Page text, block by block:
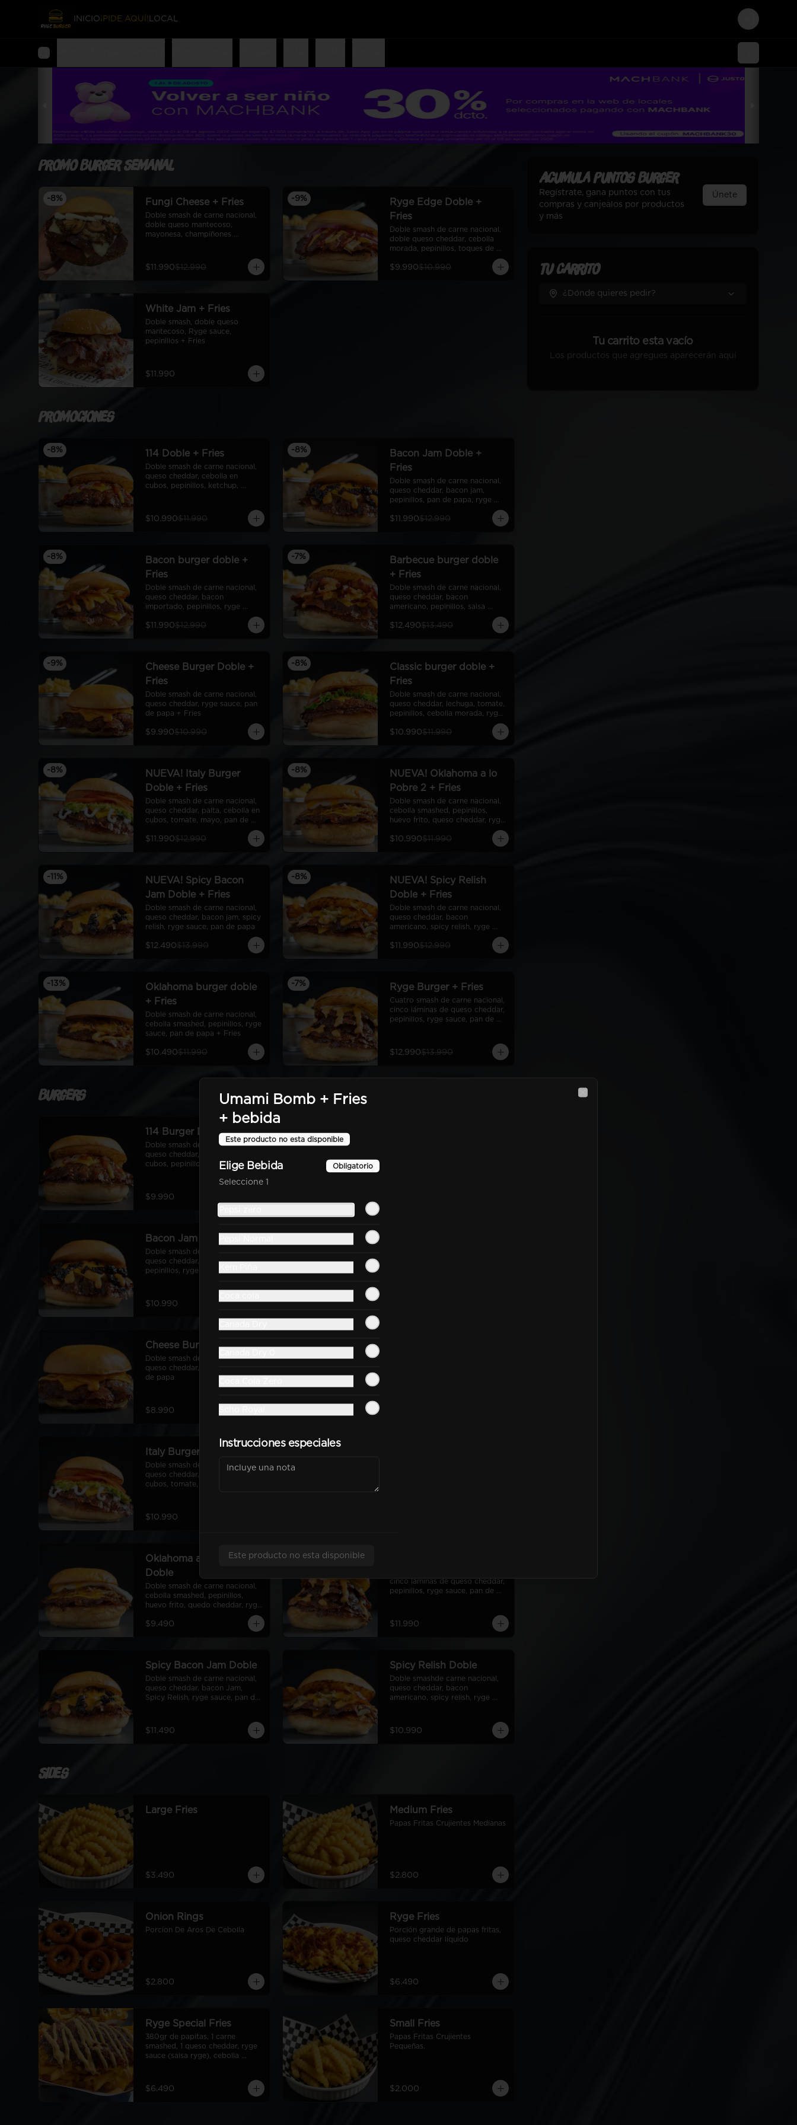
INICIO¡PIDE AQUÍ! LOCAL
Login
Promo Burger Semanal
-8% Fungi Cheese + Fries
Doble smash de carne nacional,
doble queso mantecoso,
mayonesa, champiñones
$11.990$12.990
-9%
Ryge Edge Doble +
Fries
Doble smash de carne nacional,
doble queso cheddar, cebolla
morada, pepinillos, toques de
bbq, ryge sauce, pan de papa +
Fries
$9.990$10.990
White Jam + Fries
Doble smash, doble queso
mantecoso, Ryge sauce,
pepinillos + Fries
$11.990
Promociones
-8% 114 Doble + Fries
Doble smash de carne nacional,
queso cheddar, cebolla en
cubos, pepinillos, ketchup,
$10.990$11.990
-8%
Bacon Jam Doble +
Fries
Doble smash de carne nacional,
queso cheddar, bacon jam,
pepinillos, pan de papa, ryge
$11.990$12.990
-8%
Bacon burger doble +
Fries
Doble smash de carne nacional,
queso cheddar, bacon
importado, pepinillos, ryge
$11.990$12.990
-7%
Barbecue burger doble
+ Fries
Doble smash de carne nacional,
queso cheddar, bacon
americano, pepinillos, salsa
cebolla americanos, ryge sauce,
$12.490$13.490
-9%
Cheese Burger Doble +
Fries
Doble smash de carne nacional,
queso cheddar, ryge sauce, pan
de papa + Fries
$9.990$10.990
-8%
Classic burger doble +
Fries
Doble smash de carne nacional,
queso cheddar, lechuga, tomate,
pepinillos, cebolla morada, ryge
$10.990$11.990
-8%
NUEVA! Italy Burger
Doble + Fries
Doble smash de carne nacional,
queso cheddar, palta, cebolla en
cubos, tomate, mayo, pan de
$11.990$12.990
-8%
NUEVA! Oklahoma a lo
Pobre 2 + Fries
Doble smash de carne nacional,
cebolla smashed, pepinillos,
huevo frito, queso cheddar, ryge
$10.990$11.990
-11 %
NUEVA! Spicy Bacon
Jam Doble + Fries
Doble smash de carne nacional,
queso cheddar, bacon jam, spicy
relish, ryge sauce, pan de papa
$12.490$13.990
-8%
NUEVA! Spicy Relish
Doble + Fries
Doble smash de carne nacional,
queso cheddar, bacon
americano, spicy relish, ryge
$11.990$12.990
-13%
Oklahoma burger doble
+ Fries
Doble smash de carne nacional,
cebolla smashed, pepinillos, ryge
sauce, pan de papa + Fries
$10.490$11.990
-7% Ryge Burger + Fries
Cuatro smash de carne nacional,
cinco láminas de queso cheddar,
pepinillos, ryge sauce, pan de
$12.990$13.990
Burgers
114 Burger Doble
Doble smash de carne nacional,
queso cheddar, cebolla en
cubos, pepinillos, ketchup,
$9.990
Bacon Jam Doble
Doble smash de carne nacional,
queso cheddar, bacon Jam,
pepinillos, ryge sauce, pan de
$10.990
Cheese Burger Doble
Doble smash de carne nacional,
queso cheddar, ryge sauce, pan
de papa
$8.990
Italy Burger Doble
Doble smash de carne nacional,
queso cheddar, palta, cebolla en
cubos, tomate, mayo, pan de
$10.990
Oklahoma a lo Pobre
Doble
Doble smash de carne nacional,
cebolla smashed, pepinillos,
huevo frito, quedo cheddar, ryge
$9.490
cinco láminas de queso cheddar,
pepinillos, ryge sauce, pan de
$11.990
Spicy Bacon Jam Doble
Doble smash de carne nacional,
queso cheddar, bacon Jam,
Spicy Relish, ryge sauce, pan de
$11.490
Spicy Relish Doble
Doble smashde carne nacional,
queso cheddar, bacon
americano, spicy relish, ryge
$10.990
Sides
Large Fries
$3.490
Medium Fries
Papas Fritas Crujientes Medianas
$2.800
Onion Rings
Porcion De Aros De Cebolla
$2.800
Ryge Fries
Porción grande de papas fritas,
queso cheddar líquido
$6.490
Ryge Special Fries
380gr de papitas, 1 carne
smashed, 1 queso cheddar, ryge
sauce (salsa ryge), cebolla
$6.490
Small Fries
Papas Fritas Crujientes
Pequeñas.
$2.000
Acumula Puntos Burger
Regístrate, gana puntos con tus
compras y canjealos por productos
y más
Únete
Tu Carrito
¿Dónde quieres pedir?
Tu carrito esta vacío
Los productos que agregues aparecerán aquí
Umami Bomb + Fries
+ bebida
Este producto no esta disponible
Elige Bebida Obligatorio
Seleccione 1
Instrucciones especiales
Este producto no esta disponible